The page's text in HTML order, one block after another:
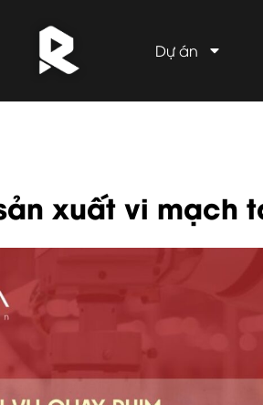
Dự án
xuất vi mạch